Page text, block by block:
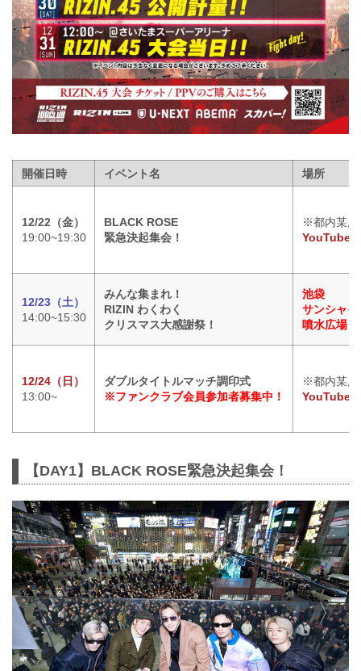
開催日時 イベント名 場所
12/22（金）
19:00~19:30
BLACK ROSE
緊急決起集会！
※都内某所
YouTube
12/23（土）
14:00~15:30
みんな集まれ！
RIZIN わくわく
クリスマス大感謝祭！
池袋
サンシャ
噴水広場
12/24（日）
13:00~
ダブルタイトルマッチ調印式
※ファンクラブ会員参加者募集中！
※都内某所
YouTube
【DAY1】BLACK ROSE緊急決起集会！